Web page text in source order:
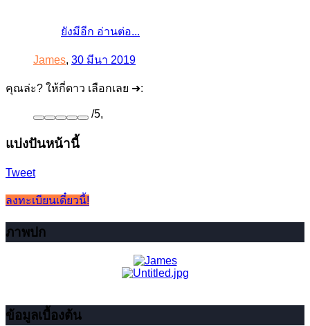
ยังมีอีก อ่านต่อ...
James, 30 มีนา 2019
คุณล่ะ? ให้กี่ดาว เลือกเลย ➜:
/5,
แบ่งปันหน้านี้
Tweet
ลงทะเบียนเดี๋ยวนี้!
ภาพปก
ข้อมูลเบื้องต้น